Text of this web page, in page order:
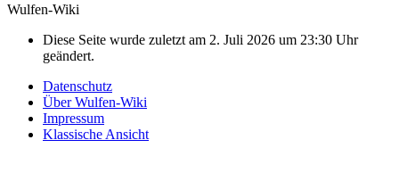
Wulfen-Wiki
Diese Seite wurde zuletzt am 2. Juli 2026 um 23:30 Uhr
geändert.
Datenschutz
Über Wulfen-Wiki
Impressum
Klassische Ansicht